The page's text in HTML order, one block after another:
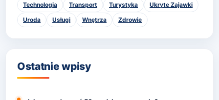
Technologia Transport Turystyka Ukryte Zajawki
Uroda Usługi Wnętrza Zdrowie
Ostatnie wpisy